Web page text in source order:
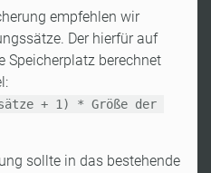
empfehlen wir
Der hierfür auf
Speicherplatz berechnet
+ 1) * Größe der
sollte in das bestehende